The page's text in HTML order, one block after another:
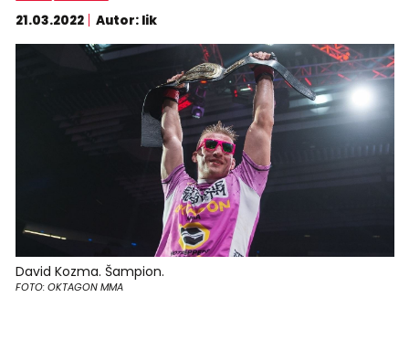
21.03.2022 Autor: lik
David Kozma. Šampion.
FOTO: OKTAGON MMA